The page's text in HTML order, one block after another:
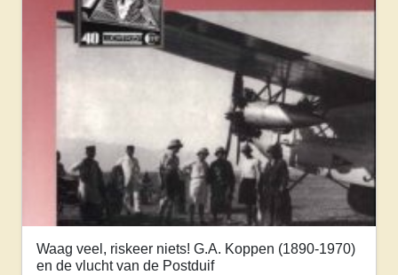
Waag veel, riskeer niets! G.A. Koppen (1890-1970)
en de vlucht van de Postduif